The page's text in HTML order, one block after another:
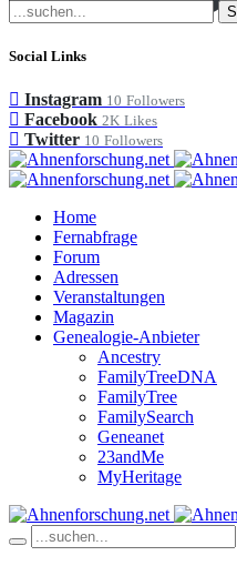
Social Links
Instagram 10 Followers
Facebook 2K Likes
Twitter 10 Followers
Home
Fernabfrage
Forum
Adressen
Veranstaltungen
Magazin
Genealogie-Anbieter
Ancestry
FamilyTreeDNA
FamilyTree
FamilySearch
Geneanet
23andMe
MyHeritage